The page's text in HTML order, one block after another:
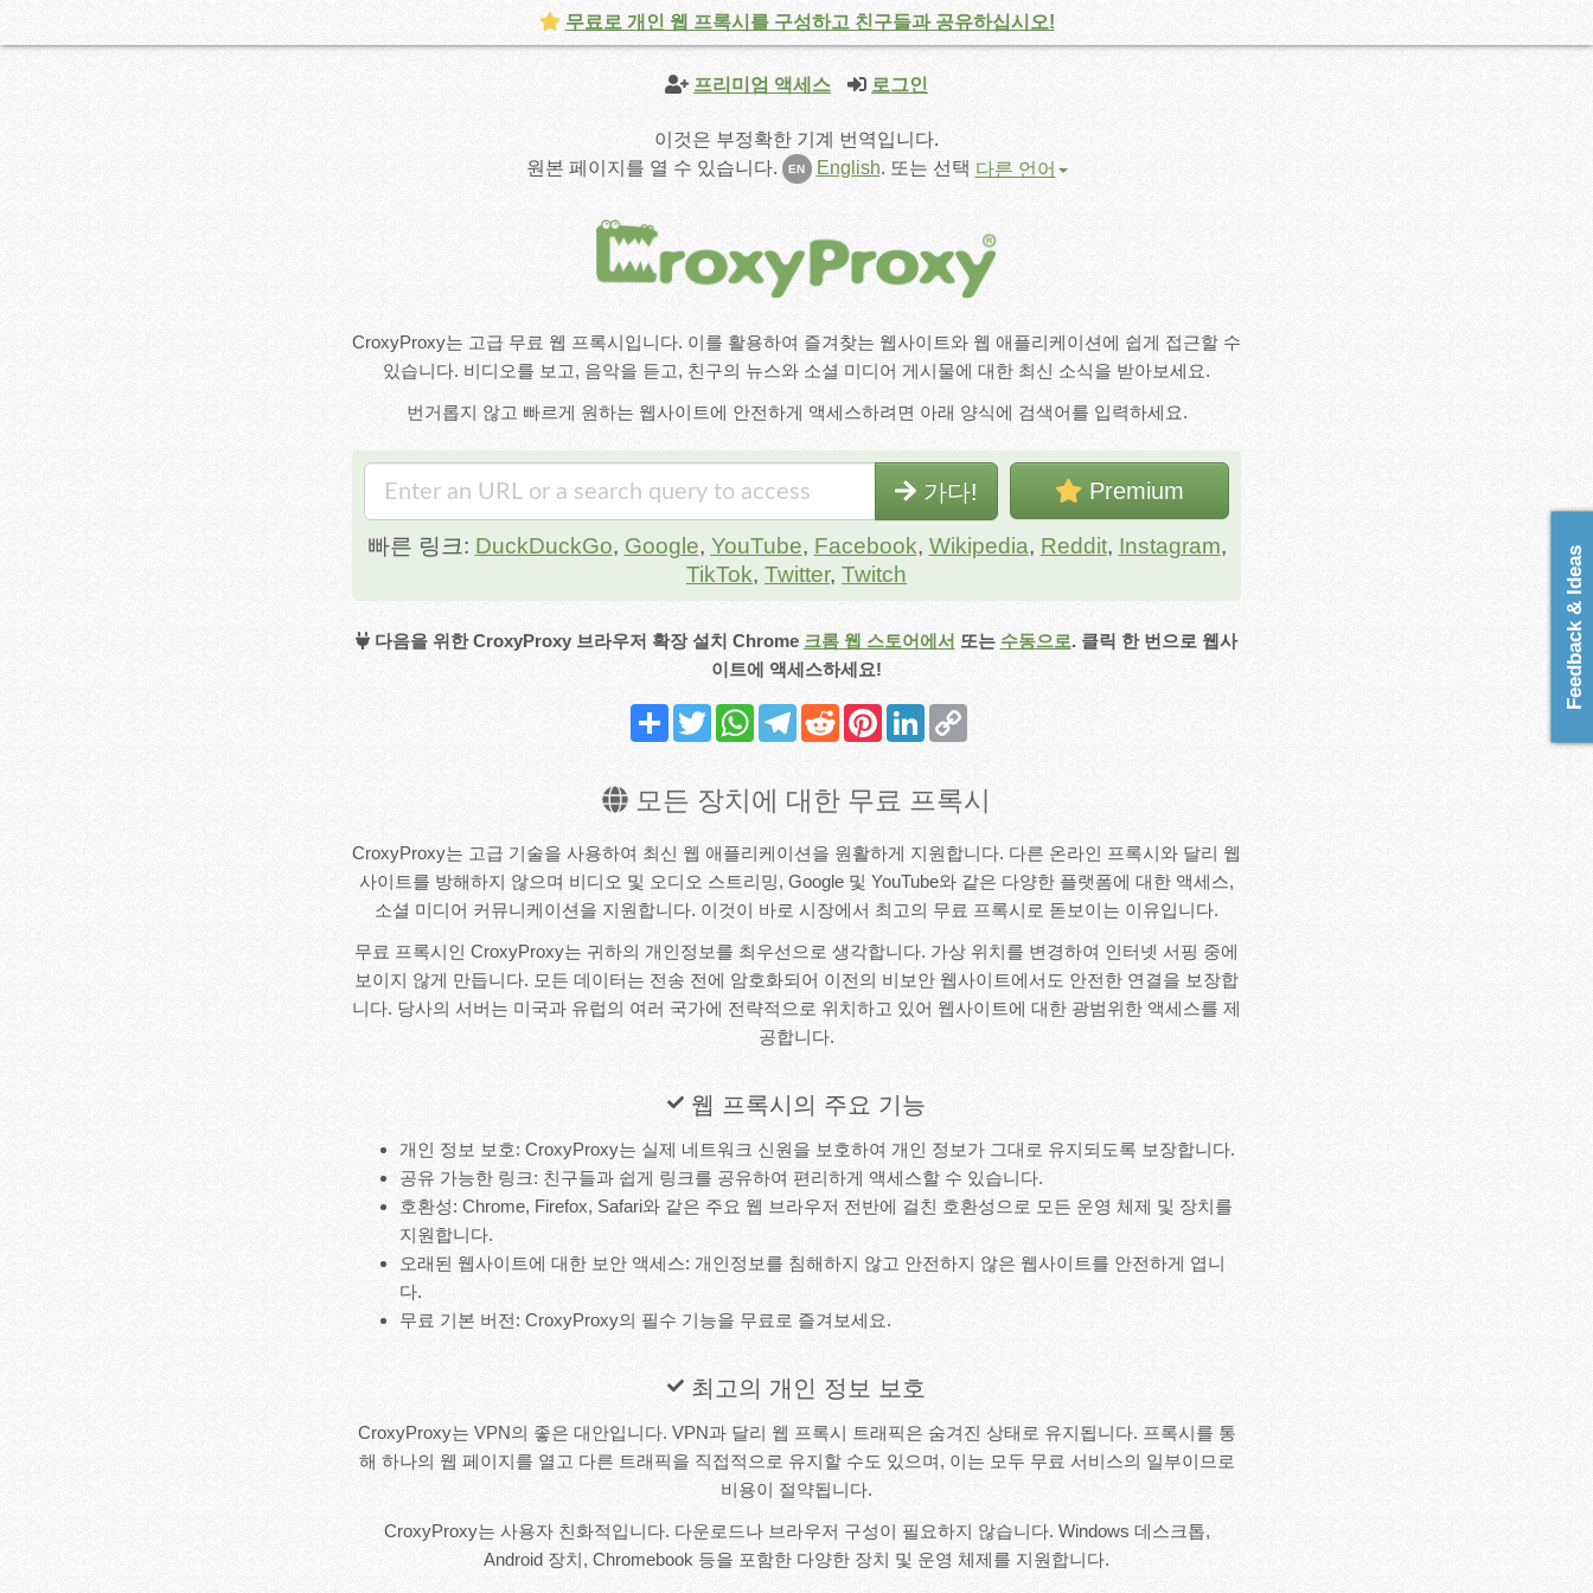
프리미엄 액세스 로그인
이것은 부정확한 기계 번역입니다.
원본 페이지를 열 수 있습니다.
EN English. 또는 선택 다른 언어
CroxyProxy는 고급 무료 웹 프록시입니다. 이를 활용하여 즐겨찾는 웹사이트와 웹 애플리케이션에 쉽게 접근할 수
있습니다. 비디오를 보고, 음악을 듣고, 친구의 뉴스와 소셜 미디어 게시물에 대한 최신 소식을 받아보세요.
번거롭지 않고 빠르게 원하는 웹사이트에 안전하게 액세스하려면 아래 양식에 검색어를 입력하세요.
가다! Premium
빠른 링크: DuckDuckGo, Google, YouTube, Facebook, Wikipedia, Reddit, Instagram,
TikTok, Twitter, Twitch
다음을 위한 CroxyProxy 브라우저 확장 설치 Chrome 크롬 웹 스토어에서 또는 수동으로. 클릭 한 번으로 웹사
이트에 액세스하세요!
Share TwitterWhatsAppTelegramRedditPinterestLinkedIn
모든 장치에 대한 무료 프록시
CroxyProxy는 고급 기술을 사용하여 최신 웹 애플리케이션을 원활하게 지원합니다. 다른 온라인 프록시와 달리 웹
사이트를 방해하지 않으며 비디오 및 오디오 스트리밍, Google 및 YouTube와 같은 다양한 플랫폼에 대한 액세스,
소셜 미디어 커뮤니케이션을 지원합니다. 이것이 바로 시장에서 최고의 무료 프록시로 돋보이는 이유입니다.
무료 프록시인 CroxyProxy는 귀하의 개인정보를 최우선으로 생각합니다. 가상 위치를 변경하여 인터넷 서핑 중에
보이지 않게 만듭니다. 모든 데이터는 전송 전에 암호화되어 이전의 비보안 웹사이트에서도 안전한 연결을 보장합
니다. 당사의 서버는 미국과 유럽의 여러 국가에 전략적으로 위치하고 있어 웹사이트에 대한 광범위한 액세스를 제
공합니다.
웹 프록시의 주요 기능
개인 정보 보호: CroxyProxy는 실제 네트워크 신원을 보호하여 개인 정보가 그대로 유지되도록 보장합니다.
공유 가능한 링크: 친구들과 쉽게 링크를 공유하여 편리하게 액세스할 수 있습니다.
호환성: Chrome, Firefox, Safari와 같은 주요 웹 브라우저 전반에 걸친 호환성으로 모든 운영 체제 및 장치를
지원합니다.
오래된 웹사이트에 대한 보안 액세스: 개인정보를 침해하지 않고 안전하지 않은 웹사이트를 안전하게 엽니
다.
무료 기본 버전: CroxyProxy의 필수 기능을 무료로 즐겨보세요.
최고의 개인 정보 보호
CroxyProxy는 VPN의 좋은 대안입니다. VPN과 달리 웹 프록시 트래픽은 숨겨진 상태로 유지됩니다. 프록시를 통
해 하나의 웹 페이지를 열고 다른 트래픽을 직접적으로 유지할 수도 있으며, 이는 모두 무료 서비스의 일부이므로
비용이 절약됩니다.
CroxyProxy는 사용자 친화적입니다. 다운로드나 브라우저 구성이 필요하지 않습니다. Windows 데스크톱,
Android 장치, Chromebook 등을 포함한 다양한 장치 및 운영 체제를 지원합니다.
Feedback & Ideas
무료로 개인 웹 프록시를 구성하고 친구들과 공유하십시오!